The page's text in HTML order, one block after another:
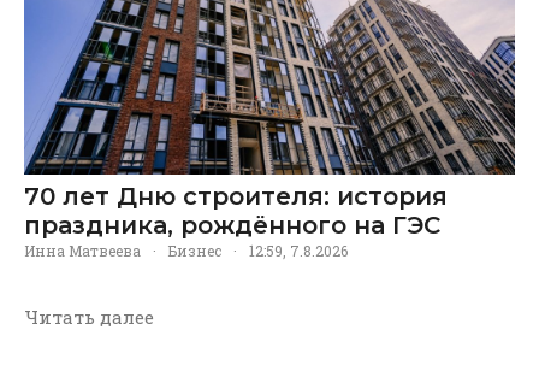
70 лет Дню строителя: история
праздника, рождённого на ГЭС
Инна Матвеева · Бизнес · 12:59, 7.8.2026
Читать далее